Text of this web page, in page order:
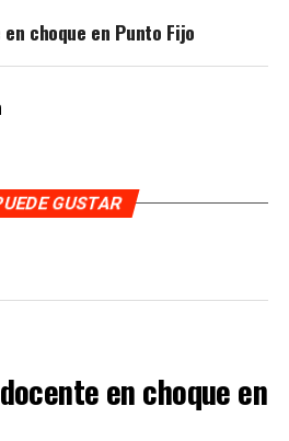
choque en Punto Fijo
GUSTAR
en choque en